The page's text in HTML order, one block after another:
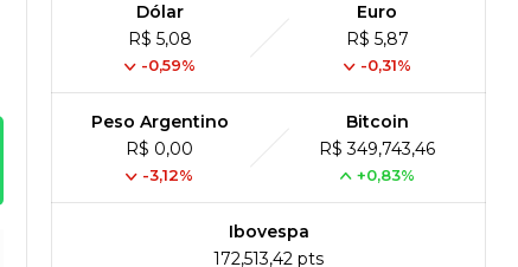
Dólar
R$ 5,08
-0,59%
Euro
R$ 5,87
-0,31%
Peso Argentino
R$ 0,00
-3,12%
Bitcoin
R$ 349,743,46
+0,83%
Ibovespa
172,513,42 pts